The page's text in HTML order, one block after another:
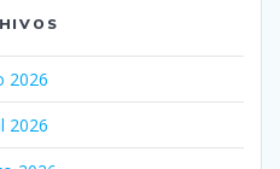
2026
2026